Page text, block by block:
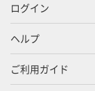
ログイン
ヘルプ
ご利用ガイド